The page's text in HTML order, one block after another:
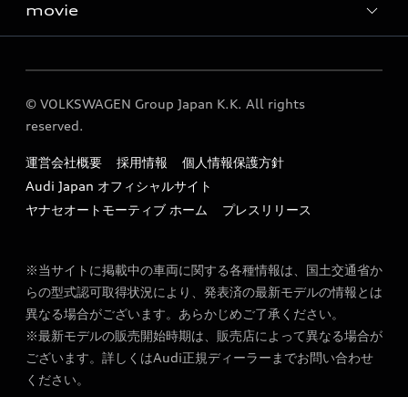
instagram
movie
Five Senses
© VOLKSWAGEN Group Japan K.K. All rights
reserved.
運営会社概要 採用情報
個人情報保護方針
Audi Japan オフィシャルサイト
ヤナセオートモーティブ ホーム
プレスリリース
※当サイトに掲載中の車両に関する各種情報は、国土交通省か
らの型式認可取得状況により、発表済の最新モデルの情報とは
異なる場合がございます。あらかじめご了承ください。
※最新モデルの販売開始時期は、販売店によって異なる場合が
ございます。詳しくはAudi正規ディーラーまでお問い合わせ
ください。